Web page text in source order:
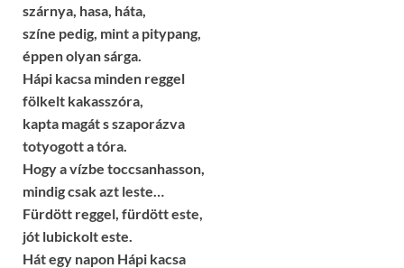
szárnya, hasa, háta,
színe pedig, mint a pitypang,
éppen olyan sárga.
Hápi kacsa minden reggel
fölkelt kakasszóra,
kapta magát s szaporázva
totyogott a tóra.
Hogy a vízbe toccsanhasson,
mindig csak azt leste…
Fürdött reggel, fürdött este,
jót lubickolt este.
Hát egy napon Hápi kacsa